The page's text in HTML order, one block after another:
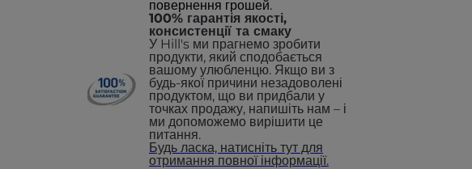
повернення грошей.
100% гарантія якості,
консистенції та смаку
У Hill's ми прагнемо зробити
продукти, який сподобається
вашому улюбленцю. Якщо ви з
будь-якої причини незадоволені
продуктом, що ви придбали у
точках продажу, напишіть нам – і
ми допоможемо вирішити це
питання.
Будь ласка, натисніть тут для
отримання повної інформації.